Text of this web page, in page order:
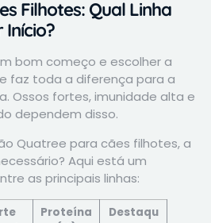
Filhotes: Qual Linha
Início?
bom começo e escolher a
faz toda a diferença para a
Ossos fortes, imunidade alta e
dependem disso.
Quatree para cães filhotes, a
Aqui está um
as principais linhas:
Proteína
Destaqu